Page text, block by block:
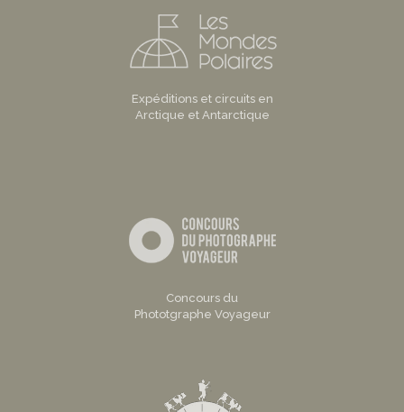
Expéditions et circuits en
Arctique et Antarctique
Concours du
Phototgraphe Voyageur